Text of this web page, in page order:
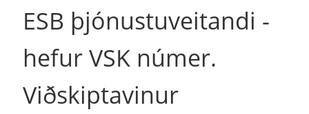
ESB þjónustuveitandi -
hefur VSK númer.
Viðskiptavinur